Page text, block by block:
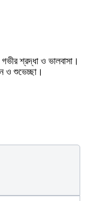
গভীর শ্রদ্ধা ও ভালবাসা।
ও শুভেচ্ছা।